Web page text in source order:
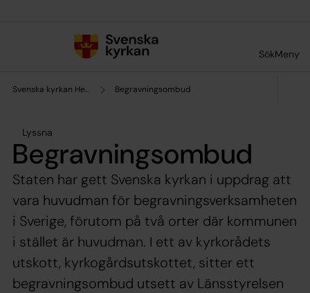
SökMeny
Svenska kyrkan Helsingborg Begravningsombud
Lyssna
Begravningsombud
Staten har gett Svenska kyrkan i uppdrag att
vara huvudman för begravningsverksamheten
i Sverige, förutom på två orter där kommunen
i stället är huvudman. I ett av kyrkorådets
utskott, kyrkogårdsutskottet, sitter ett
begravningsombud utsett av Länsstyrelsen